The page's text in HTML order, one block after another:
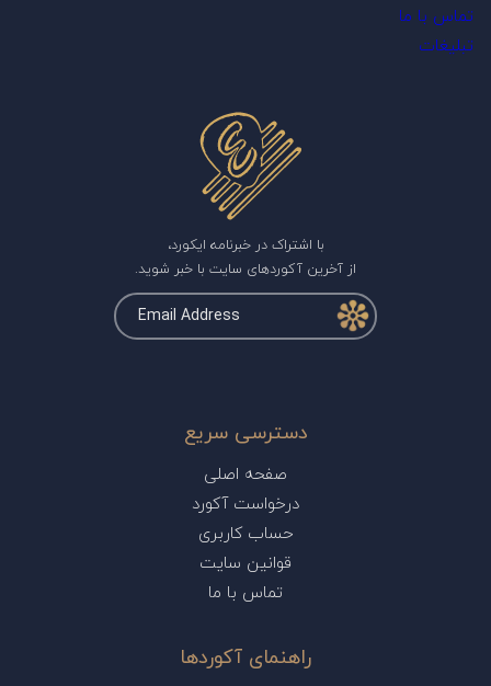
تماس با ما
تبلیغات
با اشتراک در خبرنامه ایکورد،
از آخرین آکوردهای سایت با خبر شوید.
دسترسی سریع
صفحه اصلی
درخواست آکورد
حساب کاربری
قوانین سایت
تماس با ما
راهنمای آکوردها